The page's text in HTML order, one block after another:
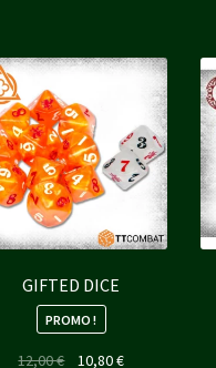
GIFTED DICE
PROMO !
12,00€
Le10,80€Le